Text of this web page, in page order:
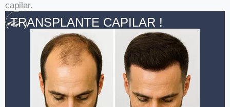
capilar.
TRANSPLANTE CAPILAR !